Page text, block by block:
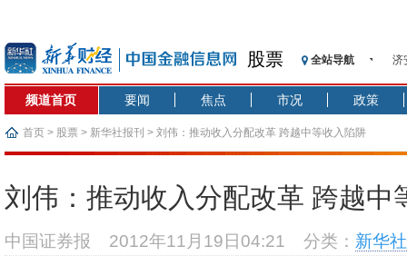
股票 全站导航
济
【
济
在
基
频道首页 要闻 焦点 市况 政策
首页 > 股票 > 新华社报刊 > 刘伟：推动收入分配改革 跨越中等收入陷阱
刘伟：推动收入分配改革 跨越中
中国证券报 2012年11月19日04:21 分类： 新华